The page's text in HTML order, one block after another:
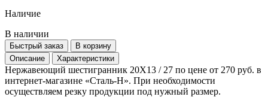
Наличие
В наличии
Быстрый заказ
В корзину
Описание
Характеристики
Нержавеющий шестигранник 20Х13 / 27 по цене от 270 руб. в
интернет-магазине «Сталь-Н». При необходимости
осуществляем резку продукции под нужный размер.